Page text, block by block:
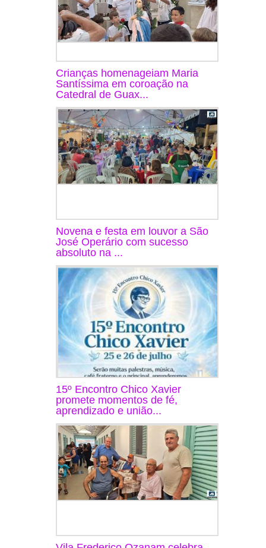
Crianças homenageiam Maria
Santíssima em coroação na
Catedral de Guax...
Novena e festa em louvor a São
José Operário com sucesso
absoluto na ...
15º Encontro Chico Xavier
promete momentos de fé,
aprendizado e união...